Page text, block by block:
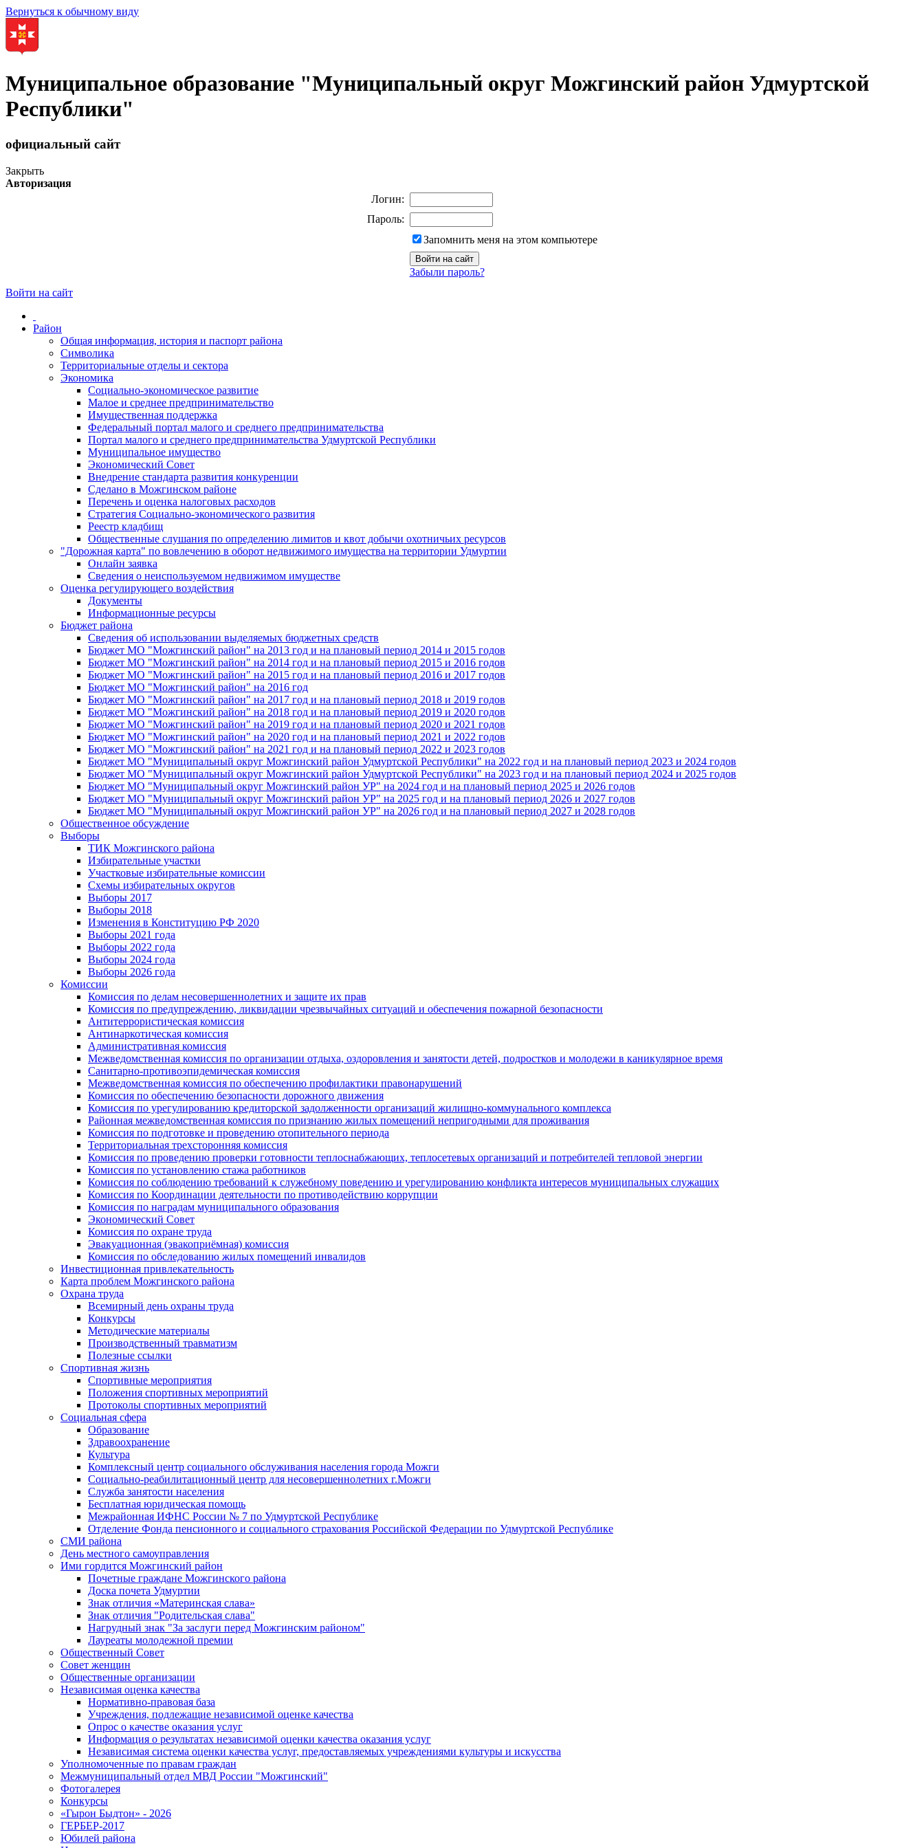
Вернуться к обычному виду
Муниципальное образование "Муниципальный округ Можгинский район Удмуртской
Республики"
официальный сайт
Закрыть
Авторизация
Логин:
Пароль:
Запомнить меня на этом компьютере
Забыли пароль?
Войти на сайт
Район
Общая информация, история и паспорт района
Символика
Территориальные отделы и сектора
Экономика
Социально-экономическое развитие
Малое и среднее предпринимательство
Имущественная поддержка
Федеральный портал малого и среднего предпринимательства
Портал малого и среднего предпринимательства Удмуртской Республики
Муниципальное имущество
Экономический Совет
Внедрение стандарта развития конкуренции
Сделано в Можгинском районе
Перечень и оценка налоговых расходов
Стратегия Социально-экономического развития
Реестр кладбищ
Общественные слушания по определению лимитов и квот добычи охотничьих ресурсов
"Дорожная карта" по вовлечению в оборот недвижимого имущества на территории Удмуртии
Онлайн заявка
Сведения о неиспользуемом недвижимом имуществе
Оценка регулирующего воздействия
Документы
Информационные ресурсы
Бюджет района
Сведения об использовании выделяемых бюджетных средств
Бюджет МО "Можгинский район" на 2013 год и на плановый период 2014 и 2015 годов
Бюджет МО "Можгинский район" на 2014 год и на плановый период 2015 и 2016 годов
Бюджет МО "Можгинский район" на 2015 год и на плановый период 2016 и 2017 годов
Бюджет МО "Можгинский район" на 2016 год
Бюджет МО "Можгинский район" на 2017 год и на плановый период 2018 и 2019 годов
Бюджет МО "Можгинский район" на 2018 год и на плановый период 2019 и 2020 годов
Бюджет МО "Можгинский район" на 2019 год и на плановый период 2020 и 2021 годов
Бюджет МО "Можгинский район" на 2020 год и на плановый период 2021 и 2022 годов
Бюджет МО "Можгинский район" на 2021 год и на плановый период 2022 и 2023 годов
Бюджет МО "Муниципальный округ Можгинский район Удмуртской Республики" на 2022 год и на плановый период 2023 и 2024 годов
Бюджет МО "Муниципальный округ Можгинский район Удмуртской Республики" на 2023 год и на плановый период 2024 и 2025 годов
Бюджет МО "Муниципальный округ Можгинский район УР" на 2024 год и на плановый период 2025 и 2026 годов
Бюджет МО "Муниципальный округ Можгинский район УР" на 2025 год и на плановый период 2026 и 2027 годов
Бюджет МО "Муниципальный округ Можгинский район УР" на 2026 год и на плановый период 2027 и 2028 годов
Общественное обсуждение
Выборы
ТИК Можгинского района
Избирательные участки
Участковые избирательные комиссии
Схемы избирательных округов
Выборы 2017
Выборы 2018
Изменения в Конституцию РФ 2020
Выборы 2021 года
Выборы 2022 года
Выборы 2024 года
Выборы 2026 года
Комиссии
Комиссия по делам несовершеннолетних и защите их прав
Комиссия по предупреждению, ликвидации чрезвычайных ситуаций и обеспечения пожарной безопасности
Антитеррористическая комиссия
Антинаркотическая комиссия
Административная комиссия
Межведомственная комиссия по организации отдыха, оздоровления и занятости детей, подростков и молодежи в каникулярное время
Санитарно-противоэпидемическая комиссия
Межведомственная комиссия по обеспечению профилактики правонарушений
Комиссия по обеспечению безопасности дорожного движения
Комиссия по урегулированию кредиторской задолженности организаций жилищно-коммунального комплекса
Районная межведомственная комиссия по признанию жилых помещений непригодными для проживания
Комиссия по подготовке и проведению отопительного периода
Территориальная трехсторонняя комиссия
Комиссия по проведению проверки готовности теплоснабжающих, теплосетевых организаций и потребителей тепловой энергии
Комиссия по установлению стажа работников
Комиссия по соблюдению требований к служебному поведению и урегулированию конфликта интересов муниципальных служащих
Комиссия по Координации деятельности по противодействию коррупции
Комиссия по наградам муниципального образования
Экономический Совет
Комиссия по охране труда
Эвакуационная (эвакоприёмная) комиссия
Комиссия по обследованию жилых помещений инвалидов
Инвестиционная привлекательность
Карта проблем Можгинского района
Охрана труда
Всемирный день охраны труда
Конкурсы
Методические материалы
Производственный травматизм
Полезные ссылки
Спортивная жизнь
Спортивные мероприятия
Положения спортивных мероприятий
Протоколы спортивных мероприятий
Социальная сфера
Образование
Здравоохранение
Культура
Комплексный центр социального обслуживания населения города Можги
Социально-реабилитационный центр для несовершеннолетних г.Можги
Служба занятости населения
Бесплатная юридическая помощь
Межрайонная ИФНС России № 7 по Удмуртской Республике
Отделение Фонда пенсионного и социального страхования Российской Федерации по Удмуртской Республике
СМИ района
День местного самоуправления
Ими гордится Можгинский район
Почетные граждане Можгинского района
Доска почета Удмуртии
Знак отличия «Материнская слава»
Знак отличия "Родительская слава"
Нагрудный знак "За заслуги перед Можгинским районом"
Лауреаты молодежной премии
Общественный Совет
Совет женщин
Общественные организации
Независимая оценка качества
Нормативно-правовая база
Учреждения, подлежащие независимой оценке качества
Опрос о качестве оказания услуг
Информация о результатах независимой оценки качества оказания услуг
Независимая система оценки качества услуг, предоставляемых учреждениями культуры и искусства
Уполномоченные по правам граждан
Межмуниципальный отдел МВД России "Можгинский"
Фотогалерея
Конкурсы
«Гырон Быдтон» - 2026
ГЕРБЕР-2017
Юбилей района